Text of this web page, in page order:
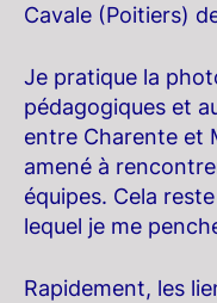
Cavale (Poitiers)
Je pratique la
pédagogiques et
entre Charente et
amené à
équipes. Cela
lequel je me
Rapidement, les